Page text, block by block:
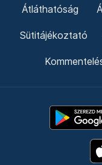
Átláthatóság
Sütitájékoztató